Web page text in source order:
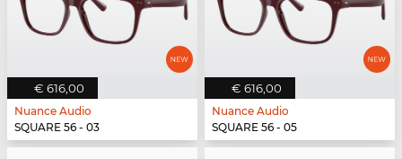
€ 616,00
Nuance Audio
SQUARE 56 - 03
€ 616,00
Nuance Audio
SQUARE 56 - 05